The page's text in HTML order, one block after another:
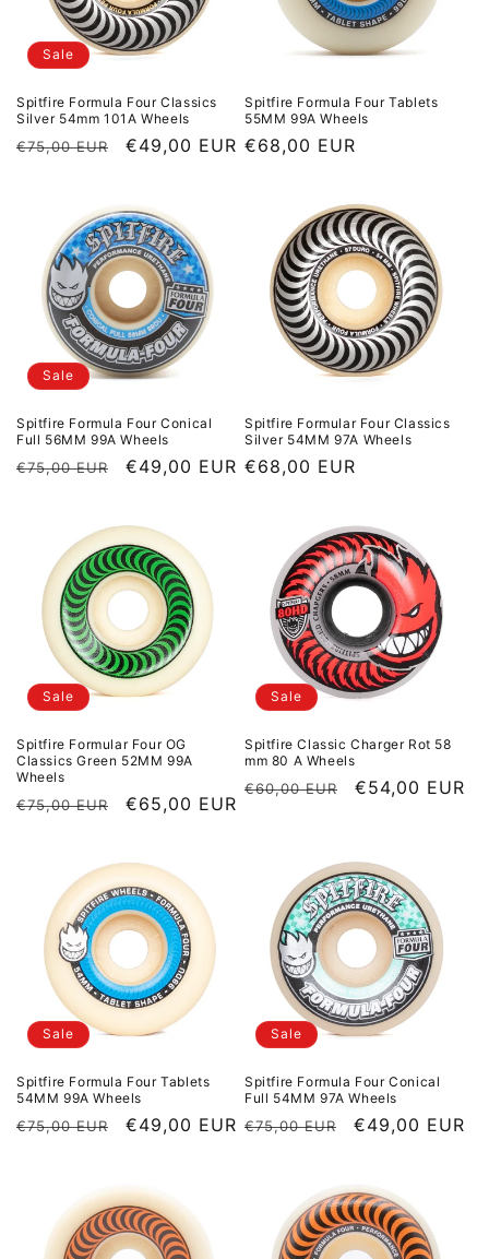
Sale
Spitfire Formula Four Classics
Silver 54mm 101A Wheels
Normaler Preis
€75,00 EUR Sale Preis
€49,00 EUR
Spitfire Formula Four Tablets
55MM 99A Wheels
Normaler Preis
€68,00 EUR
Sale
Spitfire Formula Four Conical
Full 56MM 99A Wheels
Normaler Preis
€75,00 EUR Sale Preis
€49,00 EUR
Spitfire Formular Four Classics
Silver 54MM 97A Wheels
Normaler Preis
€68,00 EUR
Sale
Spitfire Formular Four OG
Classics Green 52MM 99A
Wheels
Normaler Preis
€75,00 EUR Sale Preis
€65,00 EUR
Sale
Spitfire Classic Charger Rot 58
mm 80 A Wheels
Normaler Preis
€60,00 EUR Sale Preis
€54,00 EUR
Sale
Spitfire Formula Four Tablets
54MM 99A Wheels
Normaler Preis
€75,00 EUR Sale Preis
€49,00 EUR
Sale
Spitfire Formula Four Conical
Full 54MM 97A Wheels
Normaler Preis
€75,00 EUR Sale Preis
€49,00 EUR